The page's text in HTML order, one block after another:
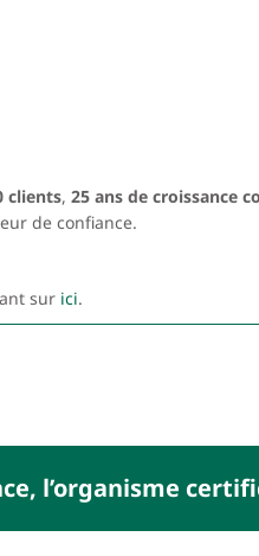
clients, 25 ans de croissance
de confiance.
sur ici.
l’organisme